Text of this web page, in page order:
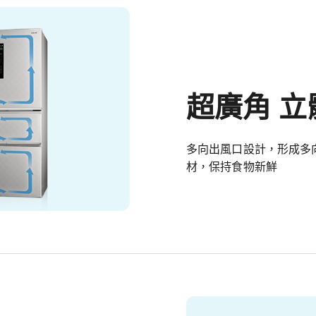
超廣角 立
多向出風口設計，形成
材，保持食物新鮮